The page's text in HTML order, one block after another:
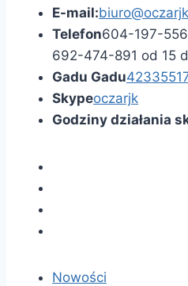
E-mail:
Telefon604-197-
692-474-891 od 15
Gadu Gadu
Skypeoczarjk
Godziny działania
Nowości